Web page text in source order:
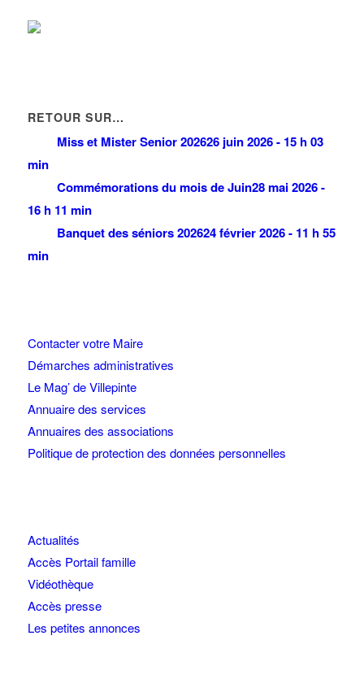
RETOUR SUR…
Miss et Mister Senior 202626 juin 2026 - 15 h 03
min
Commémorations du mois de Juin28 mai 2026 -
16 h 11 min
Banquet des séniors 202624 février 2026 - 11 h 55
min
Contacter votre Maire
Démarches administratives
Le Mag’ de Villepinte
Annuaire des services
Annuaires des associations
Politique de protection des données personnelles
Actualités
Accès Portail famille
Vidéothèque
Accès presse
Les petites annonces